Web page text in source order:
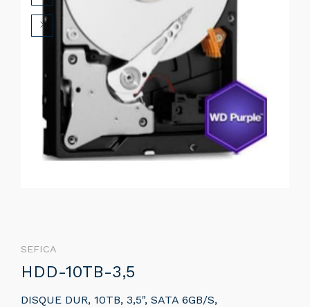
SEFICA
HDD-10TB-3,5
DISQUE DUR, 10TB, 3,5", SATA 6GB/S,